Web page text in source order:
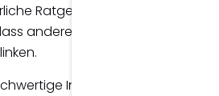
Ratgeber, steigt die
andere Websites freiwillig
Inhalte zu den